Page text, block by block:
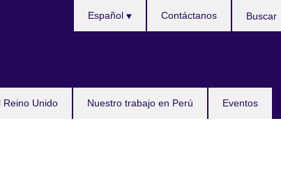
Reino Unido Nuestro trabajo en Perú Eventos
Español Contáctanos